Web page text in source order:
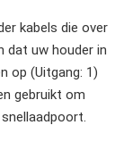
kabels die over
dat uw houder in
op (Uitgang: 1)
gebruikt om